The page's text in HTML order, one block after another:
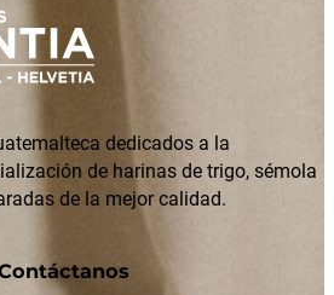
dedicados a la
de harinas de trigo, sémola
de la mejor calidad.